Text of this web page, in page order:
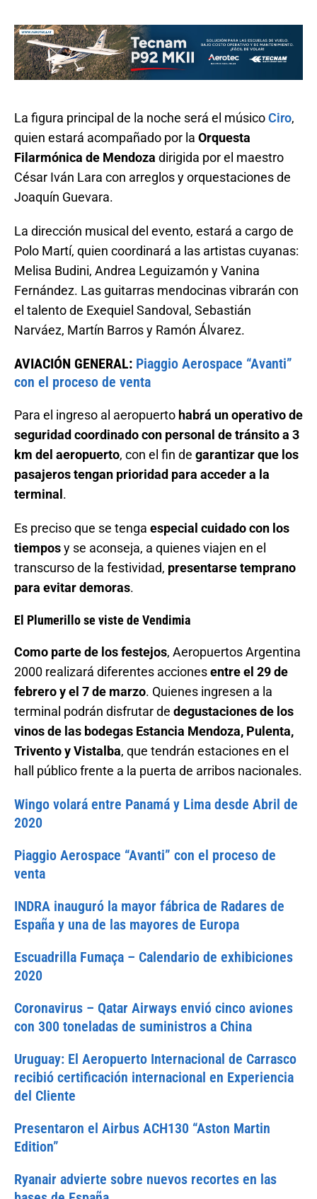
La figura principal de la noche será el músicoCiro,
quien estará acompañado por la Orquesta
Filarmónica de Mendoza dirigida por el maestro
César Iván Lara con arreglos y orquestaciones de
Joaquín Guevara.
La dirección musical del evento, estará a cargo de
Polo Martí, quien coordinará a las artistas cuyanas:
Melisa Budini, Andrea Leguizamón y Vanina
Fernández. Las guitarras mendocinas vibrarán con
el talento de Exequiel Sandoval, Sebastián
Narváez, Martín Barros y Ramón Álvarez.
AVIACIÓN GENERAL: Piaggio Aerospace “Avanti”
con el proceso de venta
Para el ingreso al aeropuerto habrá un operativo de
seguridad coordinado con personal de tránsito a 3
km del aeropuerto, con el fin de garantizar que los
pasajeros tengan prioridad para acceder a la
terminal.
Es preciso que se tenga especial cuidado con los
tiemposy se aconseja, a quienes viajen en el
transcurso de la festividad, presentarse temprano
para evitar demoras.
El Plumerillo se viste de Vendimia
Como parte de los festejos, Aeropuertos Argentina
2000 realizará diferentes accionesentre el 29 de
febrero y el 7 de marzo. Quienes ingresen a la
terminal podrán disfrutar de degustaciones de los
vinos de las bodegas Estancia Mendoza, Pulenta,
Trivento y Vistalba, que tendrán estaciones en el
hall público frente a la puerta de arribos nacionales.
Wingo volará entre Panamá y Lima desde Abril de
2020
Piaggio Aerospace “Avanti” con el proceso de
venta
INDRA inauguró la mayor fábrica de Radares de
España y una de las mayores de Europa
Escuadrilla Fumaça – Calendario de exhibiciones
2020
Coronavirus – Qatar Airways envió cinco aviones
con 300 toneladas de suministros a China
Uruguay: El Aeropuerto Internacional de Carrasco
recibió certificación internacional en Experiencia
del Cliente
Presentaron el Airbus ACH130 “Aston Martin
Edition”
Ryanair advierte sobre nuevos recortes en las